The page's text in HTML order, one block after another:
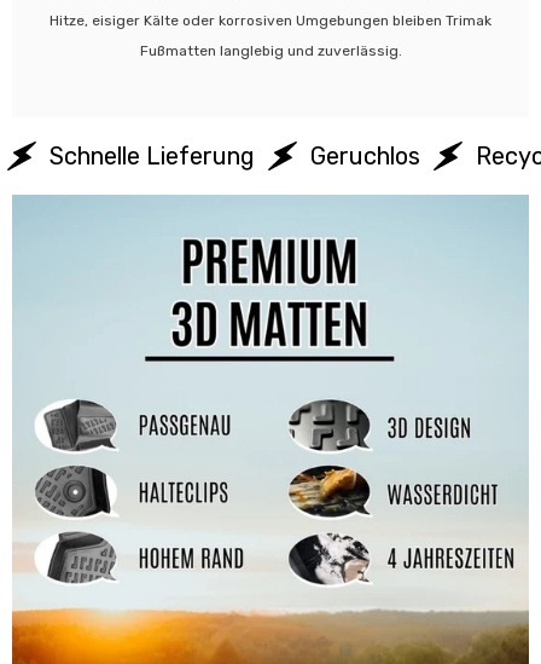
Hitze, eisiger Kälte oder korrosiven Umgebungen bleiben Trimak
Fußmatten langlebig und zuverlässig.
Schnelle Lieferung Geruchlos